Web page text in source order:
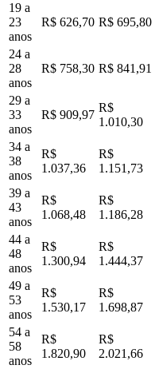
19 a
23
anos
R$ 626,70 R$ 695,80
24 a
28
anos
R$ 758,30 R$ 841,91
29 a
33
anos
R$ 909,97
R$
1.010,30
34 a
38
anos
R$
1.037,36
R$
1.151,73
39 a
43
anos
R$
1.068,48
R$
1.186,28
44 a
48
anos
R$
1.300,94
R$
1.444,37
49 a
53
anos
R$
1.530,17
R$
1.698,87
54 a
58
anos
R$
1.820,90
R$
2.021,66